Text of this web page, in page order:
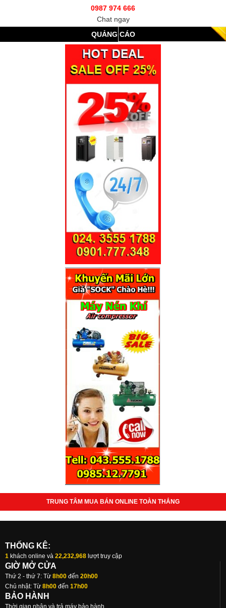
0987 974 666
Chat ngay
QUẢNG CÁO
TRUNG TÂM MUA BÁN ONLINE TOÀN THẮNG
THỐNG KÊ:
1 khách online và 22,232,968 lượt truy cập
GIỜ MỞ CỬA
Thứ 2 - thứ 7: Từ 8h00 đến 20h00
Chủ nhật: Từ 8h00 đến 17h00
BẢO HÀNH